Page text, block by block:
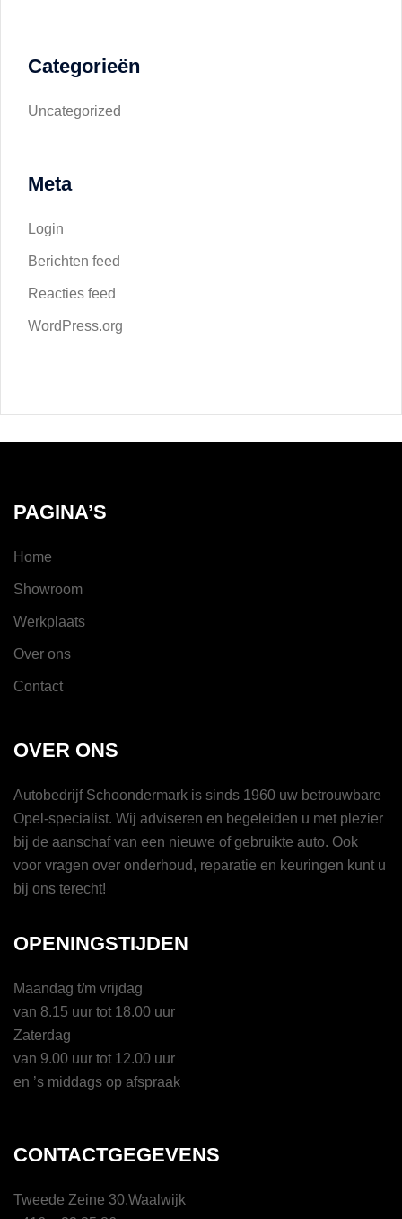
Categorieën
Uncategorized
Meta
Login
Berichten feed
Reacties feed
WordPress.org
PAGINA’S
Home
Showroom
Werkplaats
Over ons
Contact
OVER ONS
Autobedrijf Schoondermark is sinds 1960 uw betrouwbare
Opel-specialist. Wij adviseren en begeleiden u met plezier
bij de aanschaf van een nieuwe of gebruikte auto. Ook
voor vragen over onderhoud, reparatie en keuringen kunt u
bij ons terecht!
OPENINGSTIJDEN
Maandag t/m vrijdag
van 8.15 uur tot 18.00 uur
Zaterdag
van 9.00 uur tot 12.00 uur
en ’s middags op afspraak
CONTACTGEGEVENS
Tweede Zeine 30,Waalwijk